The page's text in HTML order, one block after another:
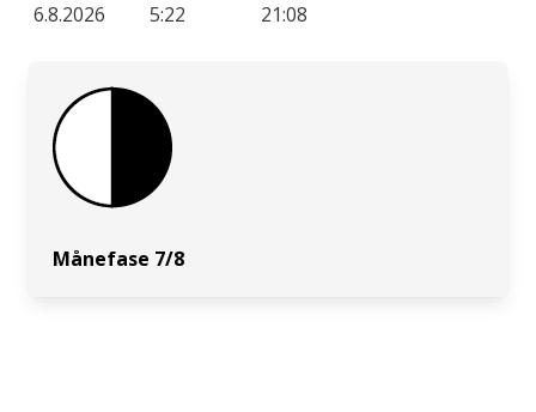
6.8.2026
5:22 21:08
Månefase 7/8